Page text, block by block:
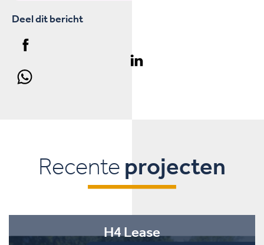
Deel dit bericht
Recente projecten
H4 Lease